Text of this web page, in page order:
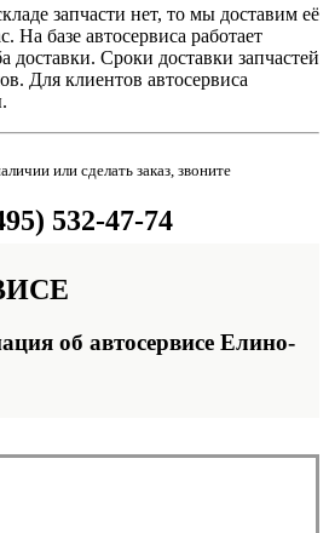
запчасти нет, то мы доставим её
На базе автосервиса работает
доставки. Сроки доставки запчастей
Для клиентов автосервиса
или сделать заказ, звоните
532-47-74
об автосервисе Елино-